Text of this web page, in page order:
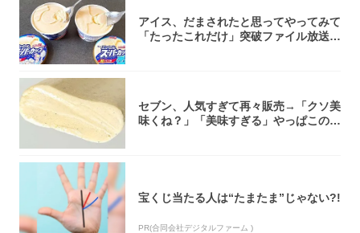
アイス、だまされたと思ってやってみて
「たったこれだけ」突破ファイル放送で
セブン、人気すぎて再々販売→「クソ美
味くね？」「美味すぎる」やっぱこのク
宝くじ当たる人は“たまたま”じゃない?!
PR(合同会社デジタルファーム )